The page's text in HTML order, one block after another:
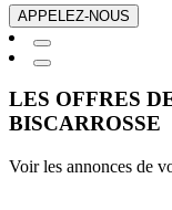
APPELEZ-NOUS
LES OFFRES
BISCARROSSE
Voir les annonces de